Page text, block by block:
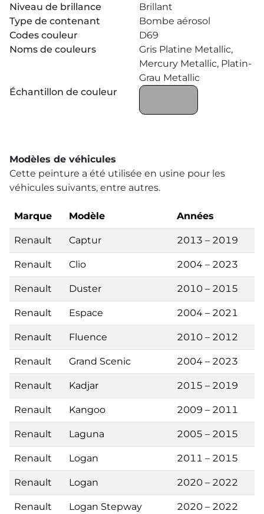
Niveau de brillance
Brillant
Type de contenant
Bombe aérosol
Codes couleur
D69
Noms de couleurs
Gris Platine Metallic,
Mercury Metallic, Platin-
Grau Metallic
Échantillon de couleur
Modèles de véhicules
Cette peinture a été utilisée en usine pour les
véhicules suivants, entre autres.
Marque Modèle Années
Renault Captur 2013 – 2019
Renault Clio 2004 – 2023
Renault Duster 2010 – 2015
Renault Espace 2004 – 2021
Renault Fluence 2010 – 2012
Renault Grand Scenic 2004 – 2023
Renault Kadjar 2015 – 2019
Renault Kangoo 2009 – 2011
Renault Laguna 2005 – 2015
Renault Logan 2011 – 2015
Renault Logan 2020 – 2022
Renault Logan Stepway 2020 – 2022